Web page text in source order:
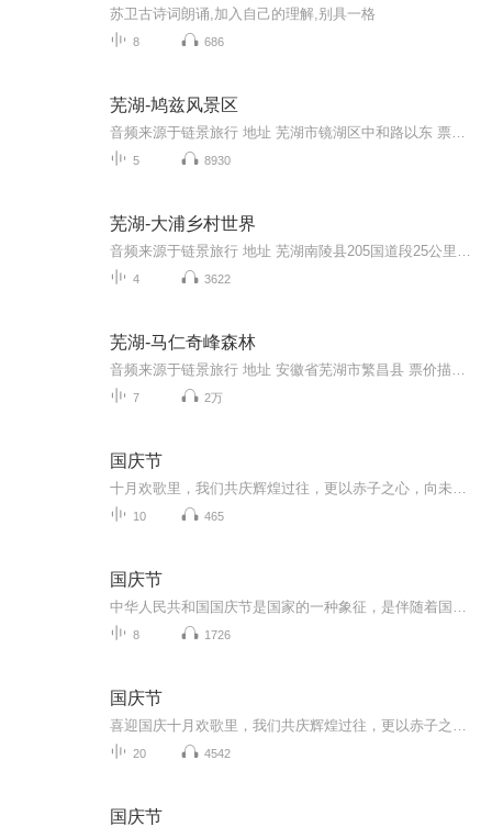
苏卫古诗词朗诵,加入自己的理解,别具一格
8 686
芜湖-鸠兹风景区
5 8930
芜湖-大浦乡村世界
4 3622
芜湖-马仁奇峰森林
7 2万
国庆节
10 465
国庆节
8 1726
国庆节
20 4542
国庆节